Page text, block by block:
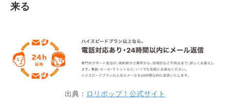
来る
出典： ロリポップ！公式サイト